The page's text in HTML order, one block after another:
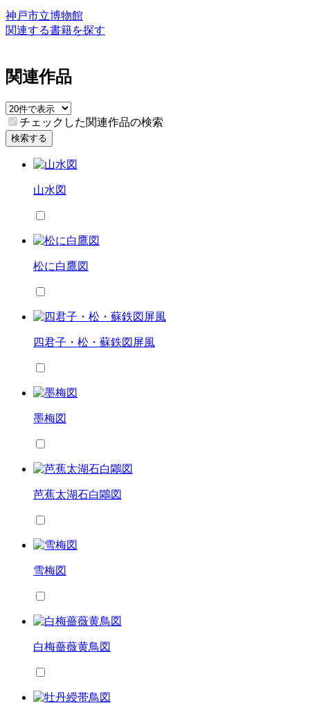
神戸市立博物館
関連する書籍を探す
関連作品
チェックした関連作品の検索
検索する
山水図
松に白鷹図
四君子・松・蘇鉄図屏風
墨梅図
芭蕉太湖石白鷴図
雪梅図
白梅薔薇黄鳥図